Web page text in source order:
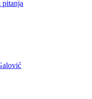
pitanja